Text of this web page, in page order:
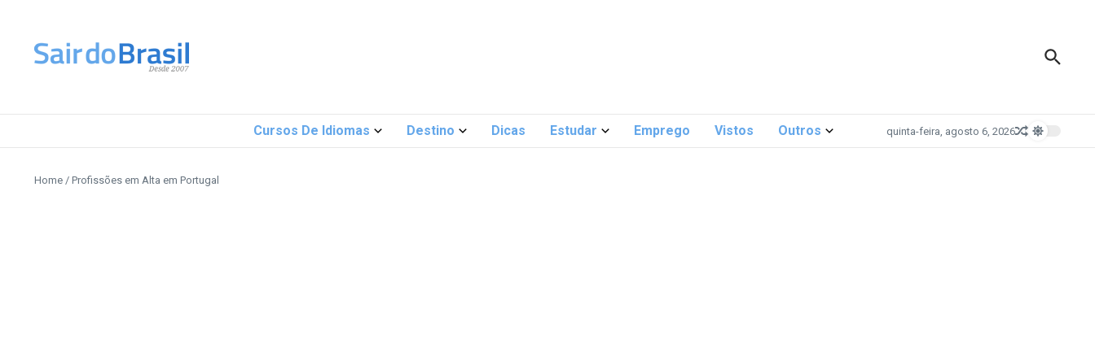
Cursos De Idiomas Destino Dicas Estudar Emprego Vistos Outros quinta-feira, agosto 6, 2026
Home / Profissões em Alta em Portugal